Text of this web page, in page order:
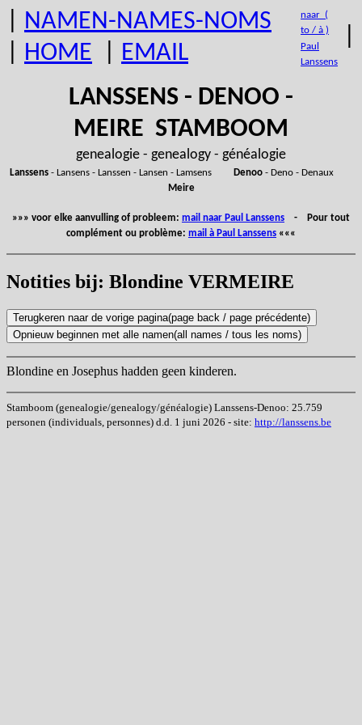
NAMEN-NAMES-NOMS
HOME EMAIL
naar (
to / à )
Paul
Lanssens
LANSSENS - DENOO -
MEIRE STAMBOOM
genealogie - genealogy - généalogie
Lanssens- Lansens - Lanssen - Lansen - Lamsens Denoo- Deno - Denaux
Meire
»»» voor elke aanvulling of probleem: mail naar Paul Lanssens - Pour tout
complément ou problème: mail à Paul Lanssens «««
Notities bij: Blondine VERMEIRE
Blondine en Josephus hadden geen kinderen.
Stamboom (genealogie/genealogy/généalogie) Lanssens-Denoo: 25.759
personen (individuals, personnes) d.d. 1 juni 2026 - site: http://lanssens.be